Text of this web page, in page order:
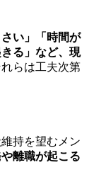
さい」「時間が
る」など、現
らは工夫次第
持を望むメン
離職が起こる